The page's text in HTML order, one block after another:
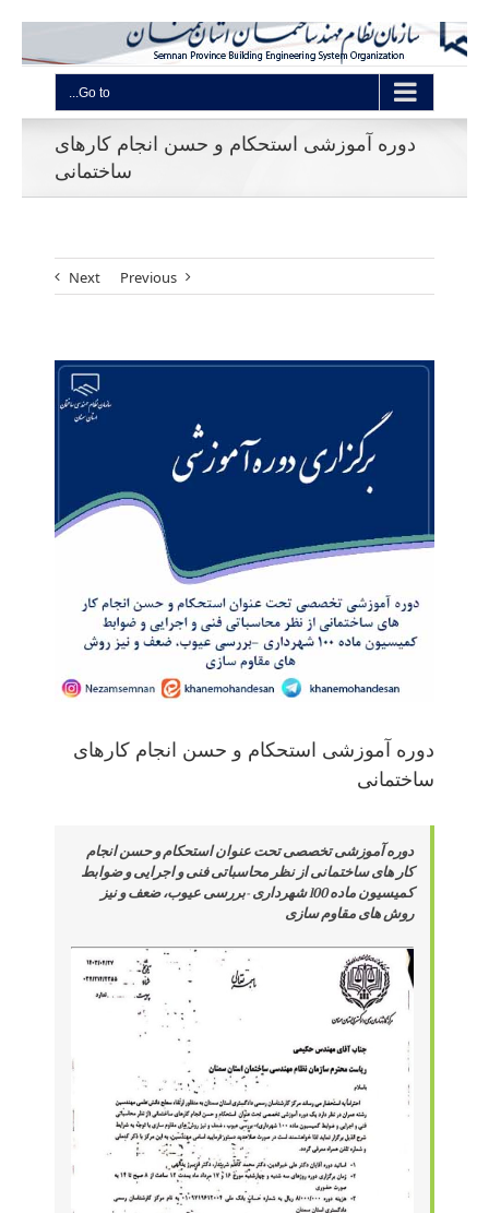
Go to...
دوره آموزشی استحکام و حسن انجام کارهای
ساختمانی
Previous
Next
View
دوره آموزشی استحکام و حسن انجام کارهای
ساختمانی
دوره آموزشی تخصصی تحت عنوان استحکام و حسن انجام
کار های ساختمانی از نظر محاسباتی فنی و اجرایی و ضوابط
کمیسیون ماده 100 شهرداری -بررسی عیوب، ضعف و نیز
روش های مقاوم سازی